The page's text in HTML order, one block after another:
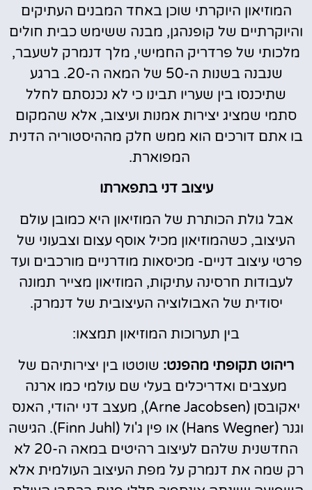
המוזיאון היוקרתי שוכן באחד המבנים העתיקים
והיוקרתיים של קופנהגן, מבנה ששימש כבית חולים
מלכותי של פרדריק החמישי, מלך דנמרק לשעבר,
שנבנה בשנות ה-50 של המאה ה-20. ברגע
שתיכנסו בין שעריו תבינו כי לא נכנסתם לחלל
סתמי שמציג יצירות אמנות ועיצוב, אלא שהמקום
בו אתם דורכים הוא ממש חלק מההיסטוריה הדנית
המפוארת.
עיצוב דני בתפארתו
אבל גולת הכותרת של המוזיאון היא כמובן עולם
העיצוב, כשהמוזיאון מכיל אוסף עצום וצבעוני של
פרטי עיצוב דניים- מכיסאות מודרניים מורכבים ועד
לעבודות חרסינה עתיקות, המוזיאון מצייר תמונה
יסודית של האבולוציה העיצובית של דנמרק.
בין תערוכות המוזיאון תמצאו:
ריהוט תקופתי מהפנט: שוטטו בין יצירותיהם של
מעצבים ואדריכלים בעלי שם עולמי כמו ארנה
יאקובסן (Arne Jacobsen), מעצב דני יהודי, האנס
וגנר (Hans Wegner) או פין ג'ול (Finn Juhl). הגישה
החדשנית שלהם לעיצוב רהיטים במאה ה-20 לא
רק שמה את דנמרק על מפת העיצוב העולמית אלא